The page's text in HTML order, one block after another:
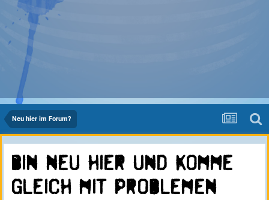
Neu hier im Forum?
Bin neu hier und komme
gleich mit Problemen